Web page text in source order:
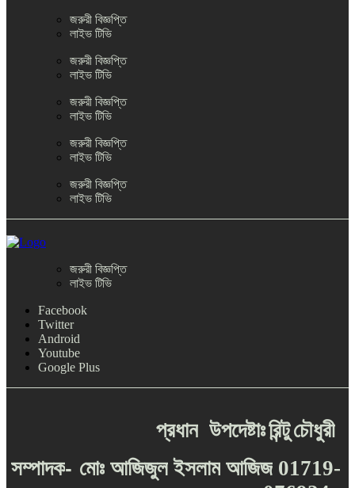
জরুরী বিজ্ঞপ্তি
লাইভ টিভি
জরুরী বিজ্ঞপ্তি
লাইভ টিভি
জরুরী বিজ্ঞপ্তি
লাইভ টিভি
জরুরী বিজ্ঞপ্তি
লাইভ টিভি
জরুরী বিজ্ঞপ্তি
লাইভ টিভি
জরুরী বিজ্ঞপ্তি
লাইভ টিভি
Facebook
Twitter
Android
Youtube
Google Plus
প্রধান উপদেষ্টাঃরিন্টুচৌধুরী
সম্পাদক- মোঃ আজিজুল ইসলাম আজিজ 01719-